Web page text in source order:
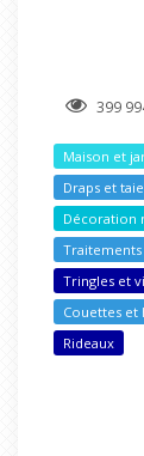
399
Maison et
Draps et
Décoration
Tringles et
Couettes et
Rideaux